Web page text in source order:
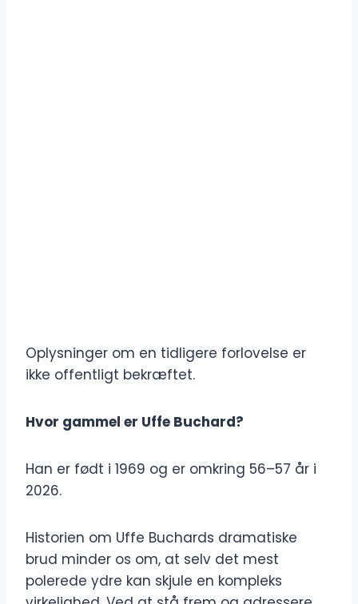
Oplysninger om en tidligere forlovelse er
ikke offentligt bekræftet.
Hvor gammel er Uffe Buchard?
Han er født i 1969 og er omkring 56–57 år i
2026.
Historien om Uffe Buchards dramatiske
brud minder os om, at selv det mest
polerede ydre kan skjule en kompleks